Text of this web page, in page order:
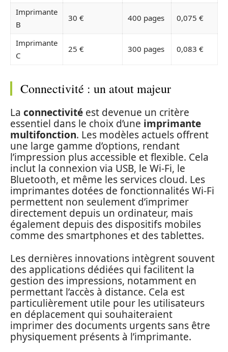
Imprimante
B
30 € 400 pages 0,075 €
Imprimante
C
25 € 300 pages 0,083 €
Connectivité : un atout majeur
La connectivité est devenue un critère
essentiel dans le choix d’une imprimante
multifonction. Les modèles actuels offrent
une large gamme d’options, rendant
l’impression plus accessible et flexible. Cela
inclut la connexion via USB, le Wi-Fi, le
Bluetooth, et même les services cloud. Les
imprimantes dotées de fonctionnalités Wi-Fi
permettent non seulement d’imprimer
directement depuis un ordinateur, mais
également depuis des dispositifs mobiles
comme des smartphones et des tablettes.
Les dernières innovations intègrent souvent
des applications dédiées qui facilitent la
gestion des impressions, notamment en
permettant l’accès à distance. Cela est
particulièrement utile pour les utilisateurs
en déplacement qui souhaiteraient
imprimer des documents urgents sans être
physiquement présents à l’imprimante.